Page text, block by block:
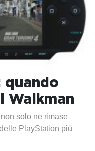
quando
Walkman
solo ne rimase
PlayStation più